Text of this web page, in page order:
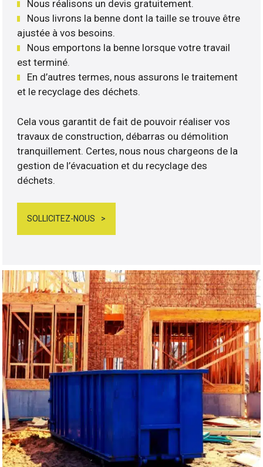
Nous réalisons un devis gratuitement.
Nous livrons la benne dont la taille se trouve être
ajustée à vos besoins.
Nous emportons la benne lorsque votre travail
est terminé.
En d’autres termes, nous assurons le traitement
et le recyclage des déchets.
Cela vous garantit de fait de pouvoir réaliser vos
travaux de construction, débarras ou démolition
tranquillement. Certes, nous nous chargeons de la
gestion de l’évacuation et du recyclage des
déchets.
SOLLICITEZ-NOUS